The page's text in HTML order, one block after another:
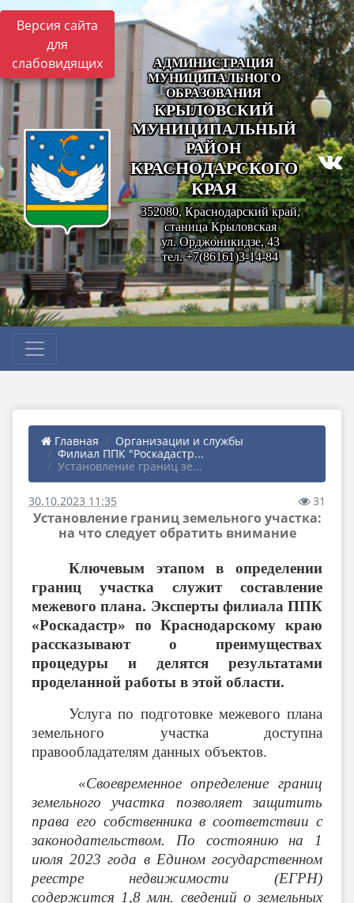
Версия сайта
для
слабовидящих
АДМИНИСТРАЦИЯ
МУНИЦИПАЛЬНОГО
ОБРАЗОВАНИЯ
КРЫЛОВСКИЙ
МУНИЦИПАЛЬНЫЙ
РАЙОН
КРАСНОДАРСКОГО
КРАЯ
352080, Краснодарский край,
станица Крыловская
ул. Орджоникидзе, 43
тел. +7(86161)3-14-84
Главная
Организации и службы
Филиал ППК "Роскадастр...
Установление границ зе...
30.10.2023 11:35 31
Установление границ земельного участка:
на что следует обратить внимание
Ключевым этапом в определении
границ участка служит составление
межевого плана. Эксперты филиала ППК
«Роскадастр» по Краснодарскому краю
рассказывают о преимуществах
процедуры и делятся результатами
проделанной работы в этой области.
Услуга по подготовке межевого плана
земельного участка доступна
правообладателям данных объектов.
«Своевременное определение границ
земельного участка позволяет защитить
права его собственника в соответствии с
законодательством. По состоянию на 1
июля 2023 года в Едином государственном
реестре недвижимости (ЕГРН)
содержится 1,8 млн. сведений о земельных